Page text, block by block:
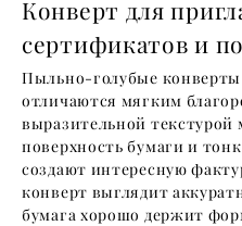
Конверт для
сертификатов и
Пыльно-голубые конверты
отличаются мягким
выразительной текстурой
поверхность бумаги и
создают интересную
конверт выглядит
бумага хорошо держит